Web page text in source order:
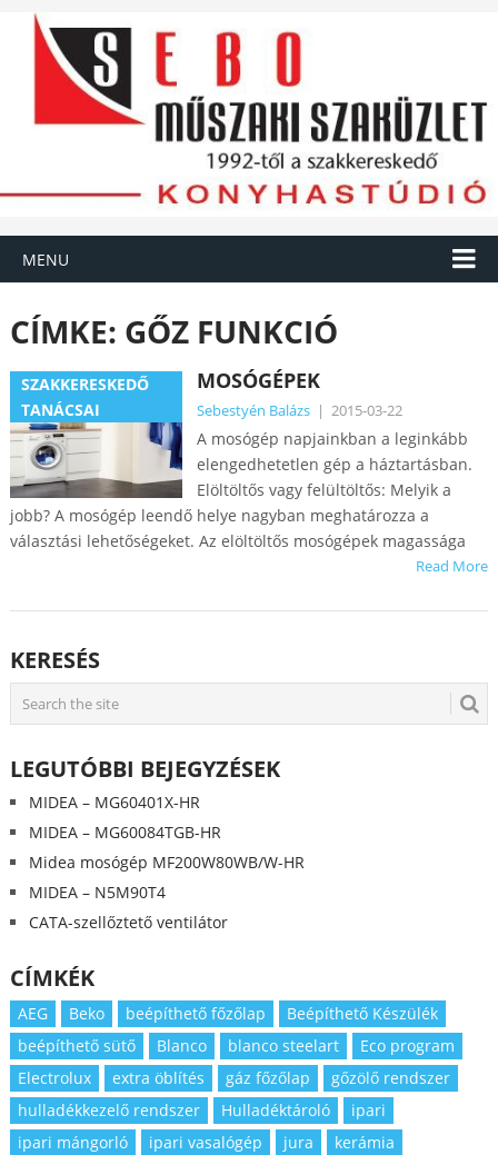
MENU
CÍMKE: GŐZ FUNKCIÓ
SZAKKERESKEDŐ
TANÁCSAI
MOSÓGÉPEK
Sebestyén Balázs | 2015-03-22
A mosógép napjainkban a leginkább
elengedhetetlen gép a háztartásban.
Elöltöltős vagy felültöltős: Melyik a
jobb? A mosógép leendő helye nagyban meghatározza a
választási lehetőségeket. Az elöltöltős mosógépek magassága
Read More
KERESÉS
LEGUTÓBBI BEJEGYZÉSEK
MIDEA – MG60401X-HR
MIDEA – MG60084TGB-HR
Midea mosógép MF200W80WB/W-HR
MIDEA – N5M90T4
CATA-szellőztető ventilátor
CÍMKÉK
AEG Beko beépíthető főzőlap
Beépíthető Készülék
beépíthető sütő
Blanco blanco steelart
Eco program
Electrolux
extra öblítés gáz főzőlap
gőzölő rendszer
hulladékkezelő rendszer
Hulladéktároló
ipari
ipari mángorló
ipari vasalógép jura
kerámia